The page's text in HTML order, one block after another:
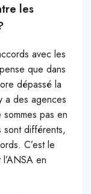
les
avec les
que dans
dépassé la
a des agences
pas en
sont différents,
C’est le
en